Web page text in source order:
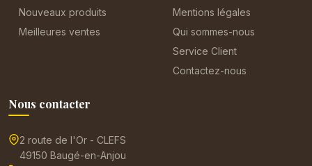
Nouveaux produits
Meilleures ventes
Mentions légales
Qui sommes-nous
Service Client
Contactez-nous
Nous contacter
2 route de l'Or - CLEFS
49150 Baugé-en-Anjou